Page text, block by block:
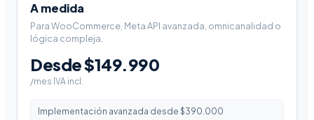
A medida
Para WooCommerce, Meta API avanzada, omnicanalidad o
lógica compleja.
Desde $149.990
/mes IVA incl.
Implementación avanzada desde $390.000